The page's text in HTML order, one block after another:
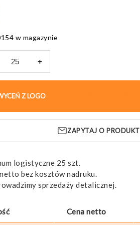
w magazynie
+
Z LOGO
ZAPYTAJ O PRODUKT
logistyczne 25 szt.
bez kosztów nadruku.
sprzedaży detalicznej.
Cena netto